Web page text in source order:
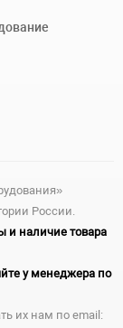
России.
и наличие товара
у менеджера по
их нам по email: